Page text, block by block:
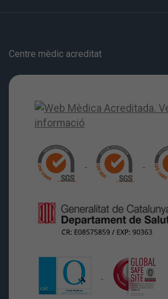
Centre mèdic acreditat